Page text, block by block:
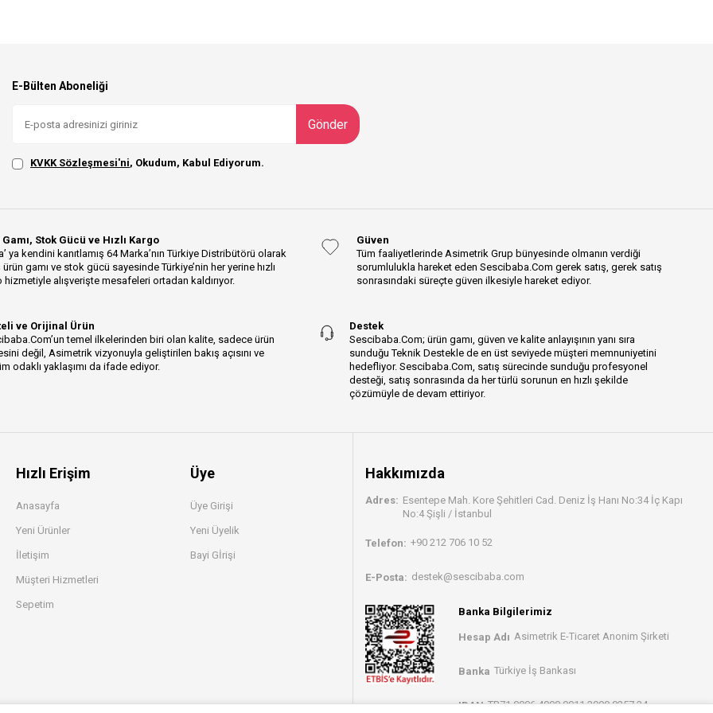
E-Bülten Aboneliği
Gönder
KVKK Sözleşmesi'ni, Okudum, Kabul Ediyorum.
Stok Gücü ve Hızlı Kargo
ya kendini kanıtlamış 64 Marka’nın Türkiye Distribütörü olarak
gamı ve stok gücü sayesinde Türkiye’nin her yerine hızlı
hizmetiyle alışverişte mesafeleri ortadan kaldırıyor.
Güven
Tüm faaliyetlerinde Asimetrik Grup bünyesinde olmanın verdiği
sorumlulukla hareket eden Sescibaba.Com gerek satış, gerek satış
sonrasındaki süreçte güven ilkesiyle hareket ediyor.
ve Orijinal Ürün
temel ilkelerinden biri olan kalite, sadece ürün
değil, Asimetrik vizyonuyla geliştirilen bakış açısını ve
odaklı yaklaşımı da ifade ediyor.
Destek
Sescibaba.Com; ürün gamı, güven ve kalite anlayışının yanı sıra
sunduğu Teknik Destekle de en üst seviyede müşteri memnuniyetini
hedefliyor. Sescibaba.Com, satış sürecinde sunduğu profesyonel
desteği, satış sonrasında da her türlü sorunun en hızlı şekilde
çözümüyle de devam ettiriyor.
Hızlı Erişim
Anasayfa
Yeni Ürünler
İletişim
Müşteri Hizmetleri
Sepetim
Üye
Üye Girişi
Yeni Üyelik
Bayi Gİrişi
Hakkımızda
Adres: Esentepe Mah. Kore Şehitleri Cad. Deniz İş Hanı No:34 İç Kapı
No:4 Şişli / İstanbul
Telefon: +90 212 706 10 52
E-Posta: destek@sescibaba.com
Banka Bilgilerimiz
Hesap Adı Asimetrik E-Ticaret Anonim Şirketi
Banka Türkiye İş Bankası
IBAN TR71 0006 4000 0011 3990 0257 34